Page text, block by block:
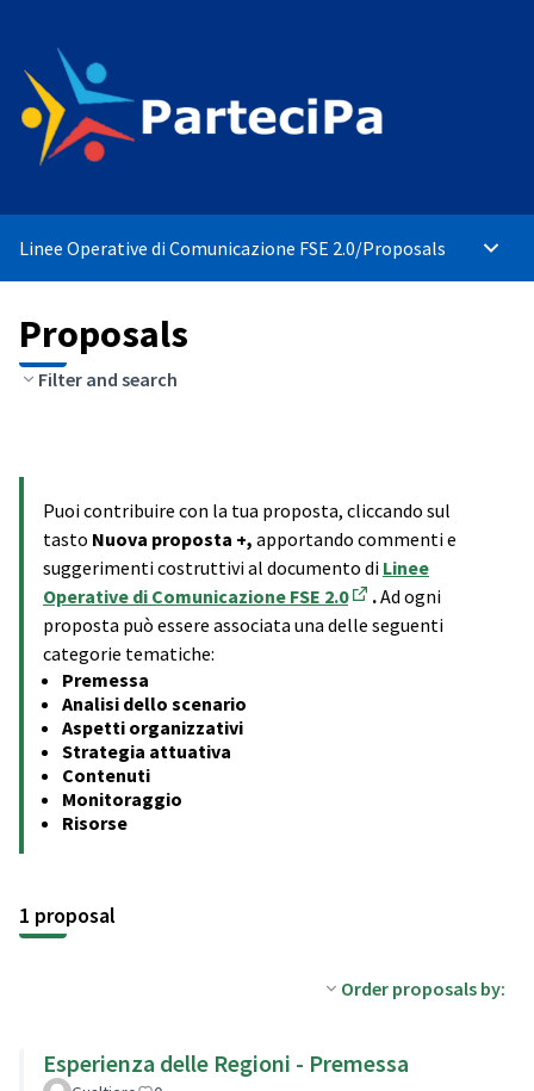
Linee Operative di Comunicazione FSE 2.0/Proposals Main
Proposals
Filter and search
Puoi contribuire con la tua proposta, cliccando sul
tasto Nuova proposta +, apportando commenti e
suggerimenti costruttivi al documento di Linee
Operative di Comunicazione FSE 2.0
(Opens in new tab)
.Ad ogni
proposta può essere associata una delle seguenti
categorie tematiche:
Premessa
Analisi dello scenario
Aspetti organizzativi
Strategia attuativa
Contenuti
Monitoraggio
Risorse
1 proposal
Order proposals by:
Esperienza delle Regioni - Premessa